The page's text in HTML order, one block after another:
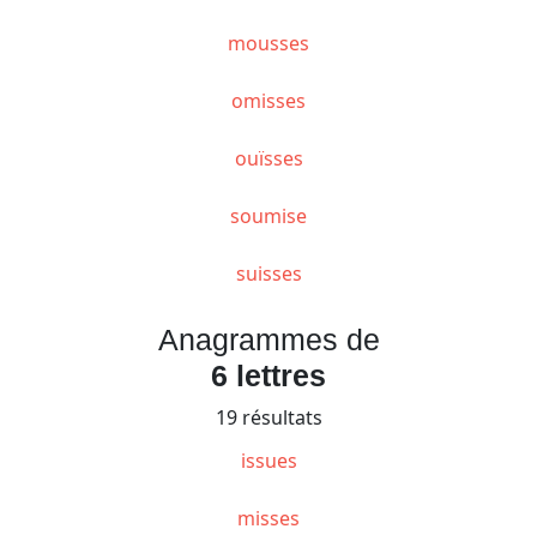
mousses
omisses
ouïsses
soumise
suisses
Anagrammes de
6 lettres
19 résultats
issues
misses